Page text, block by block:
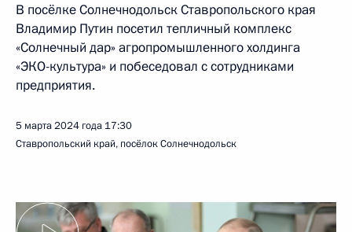
В посёлке Солнечнодольск Ставропольского края
Владимир Путин посетил тепличный комплекс
«Солнечный дар» агропромышленного холдинга
«ЭКО-культура» и побеседовал с сотрудниками
предприятия.
5 марта 2024 года 17:30
Ставропольский край, посёлок Солнечнодольск